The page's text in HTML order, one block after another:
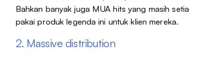
Bahkan banyak juga MUA hits yang masih setia
pakai produk legenda ini untuk klien mereka.
2. Massive distribution